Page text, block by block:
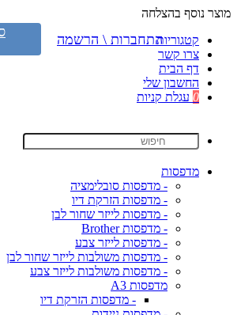
מוצר נוסף בהצלחה
קטגוריות
צרו קשר
דף הבית
החשבון שלי
0 עגלת קניות
מדפסות
- מדפסות סובלימציה
- מדפסות הזרקת דיו
- מדפסות לייזר שחור לבן
- מדפסות Brother
- מדפסות לייזר צבע
- מדפסות משולבות לייזר שחור לבן
- מדפסות משולבות לייזר צבע
מדפסות A3
- מדפסות הזרקת דיו
התחברות \ הרשמה